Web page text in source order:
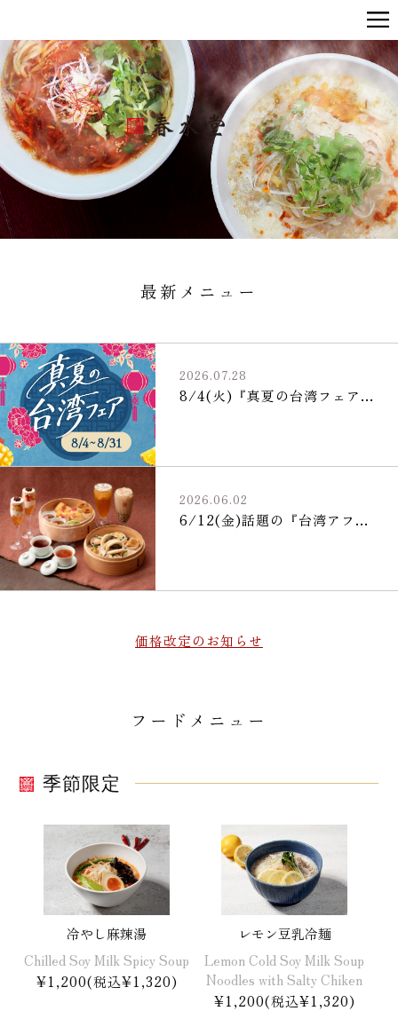
最新メニュー
2026.07.28
8/4(火)『真夏の台湾フェア…
2026.06.02
6/12(金)話題の『台湾アフ…
価格改定のお知らせ
フードメニュー
季節限定
冷やし麻辣湯
Chilled Soy Milk Spicy Soup
¥1,200(税込¥1,320)
レモン豆乳冷麺
Lemon Cold Soy Milk Soup
Noodles with Salty Chiken
¥1,200(税込¥1,320)